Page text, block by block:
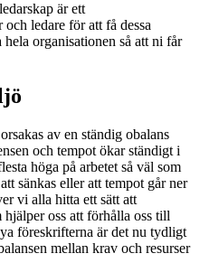
är ett
ledare för att få dessa
organisationen så att ni får
av en ständig obalans
och tempot ökar ständigt i
höga på arbetet så väl som
sänkas eller att tempot går ner
vi alla hitta ett sätt att
oss att förhålla oss till
föreskrifterna är det nu tydligt
mellan krav och resurser